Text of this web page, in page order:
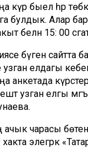
күрә быел һәр
булдык. Алар
белән 15: 00
бүген сайтта
узган елдагы
анкетада
узган елгы
чарасы
элегрәк